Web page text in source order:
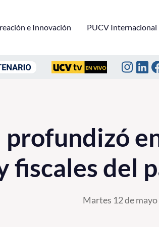
e Innovación PUCV Internacional
fiscales del
Martes 12 de